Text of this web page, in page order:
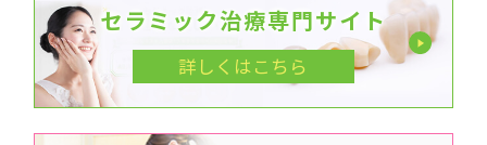
セラミック治療専門サイト
詳しくはこちら